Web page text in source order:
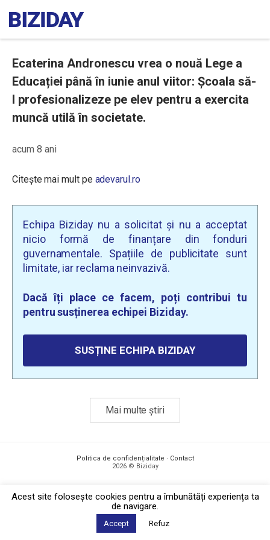
Ecaterina Andronescu vrea o nouă Lege a
Educației până în iunie anul viitor: Școala să-
l profesionalizeze pe elev pentru a exercita
muncă utilă în societate.
acum 8 ani
Citește mai mult pe adevarul.ro
Echipa Biziday nu a solicitat și nu a acceptat
nicio formă de finanțare din fonduri
guvernamentale. Spațiile de publicitate sunt
limitate, iar reclama neinvazivă.
Dacă îți place ce facem, poți contribui tu
pentru susținerea echipei Biziday.
SUSȚINE ECHIPA BIZIDAY
Mai multe știri
Politica de confidențialitate · Contact
2026 © Biziday
Acest site foloseşte cookies pentru a îmbunătăți experiența ta
de navigare.
Accept Refuz